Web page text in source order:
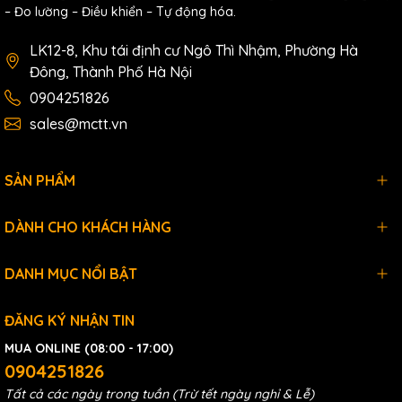
Environmental
Operating Temperature
-25 ~ +75 °C
Storage Temperature
Humidity
Data sheet
WP-8821-
8-slot Standard PAC with Cortex-A8 CPU, and
– Đo lường – Điều khiển – Tự động hóa.
LK12-8, Khu tái định cư Ngô Thì Nhậm, Phường Hà
Đông, Thành Phố Hà Nội
0904251826
sales@mctt.vn
SẢN PHẨM
DÀNH CHO KHÁCH HÀNG
DANH MỤC NỔI BẬT
ĐĂNG KÝ NHẬN TIN
MUA ONLINE (08:00 - 17:00)
0904251826
Tất cả các ngày trong tuần (Trừ tết ngày nghỉ & Lễ)